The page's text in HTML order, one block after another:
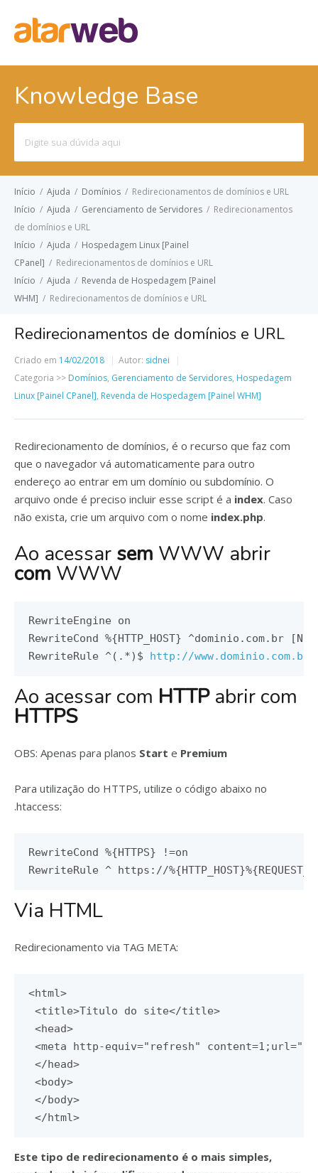
Knowledge Base
por:
Início / Ajuda / Domínios / Redirecionamentos de domínios e URL
Início / Ajuda / Gerenciamento de Servidores / Redirecionamentos
de domínios e URL
Início / Ajuda / Hospedagem Linux [Painel
CPanel] / Redirecionamentos de domínios e URL
Início / Ajuda / Revenda de Hospedagem [Painel
WHM] / Redirecionamentos de domínios e URL
Redirecionamentos de domínios e URL
Criado em 14/02/2018 Autor: sidnei
Categoria >> Domínios, Gerenciamento de Servidores, Hospedagem
Linux [Painel CPanel], Revenda de Hospedagem [Painel WHM]
Redirecionamento de domínios, é o recurso que faz com
que o navegador vá automaticamente para outro
endereço ao entrar em um domínio ou subdomínio. O
arquivo onde é preciso incluir esse script é a index. Caso
não exista, crie um arquivo com o nome index.php.
Ao acessar sem WWW abrir
com WWW
RewriteEngine
RewriteCond %{HTTP_HOST} ^dominio . com. br [NC
RewriteRule
^(.*) $ http : //www.dominio.com.br/
Ao acessar com HTTPabrir com
HTTPS
OBS: Apenas para planos Start e Premium
Para utilização do HTTPS, utilize o código abaixo no
.htaccess:
RewriteCond %{HTTPS} !=on
RewriteRule ^ https://
Via HTML
Redirecionamento via TAG META:
<html>
<title>Titulo do site</title>
<head>
<meta
http-equiv="refresh" content=
</head>
<body>
</body>
</html>
Este tipo de redirecionamento é o mais simples,